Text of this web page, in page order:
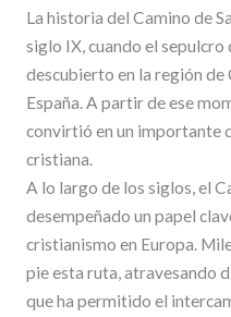
La historia del Camino de
siglo IX, cuando el
descubierto en la región de
España. A partir de ese
convirtió en un importante
cristiana.
A lo largo de los siglos, el
desempeñado un papel
cristianismo en Europa.
pie esta ruta, atravesando
que ha permitido el